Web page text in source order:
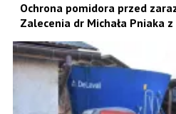
Ochrona pomidora przed
Zalecenia dr Michała Pniaka